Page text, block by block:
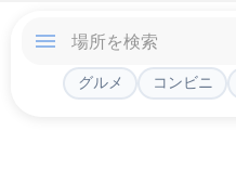
グルメ コンビニ